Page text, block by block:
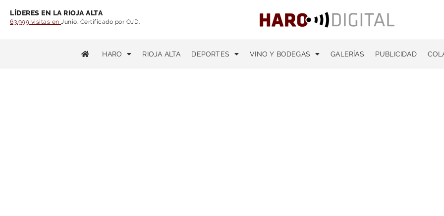
LÍDERES EN LA RIOJA ALTA
63.999 visitas en Junio. Certificado por OJD.
HARO RIOJA ALTA DEPORTES VINO Y BODEGAS GALERÍAS PUBLICIDAD